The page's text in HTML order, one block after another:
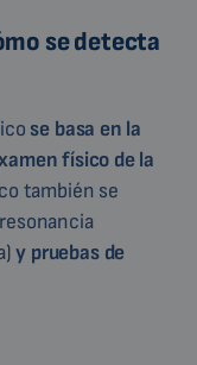
se detecta
se basa en la
físico de la
también se
y pruebas de